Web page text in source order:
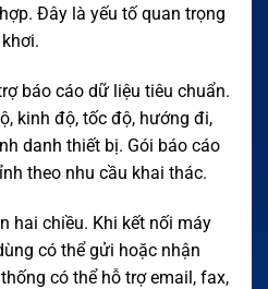
Đây là yếu tố quan trọng
báo cáo dữ liệu tiêu chuẩn.
kinh độ, tốc độ, hướng đi,
danh thiết bị. Gói báo cáo
theo nhu cầu khai thác.
hai chiều. Khi kết nối máy
có thể gửi hoặc nhận
có thể hỗ trợ email, fax,